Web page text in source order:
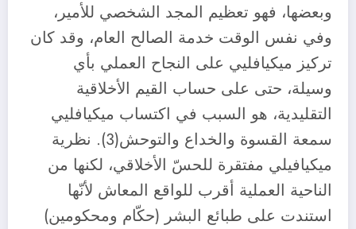
وبعضها، فهو تعظيم المجد الشخصي للأمير،
وفي نفس الوقت خدمة الصالح العام، وقد كان
تركيز ميكيافليي على النجاح العملي بأي
وسيلة، حتى على حساب القيم الأخلاقية
التقليدية، هو السبب في اكتساب ميكيافليي
سمعة القسوة والخداع والتوحش(3). نظرية
ميكيافيلي مفتقرة للحسّ الأخلاقي، لكنها من
الناحية العملية أقرب للواقع المعاش لأنّها
استندت على طبائع البشر (حكّام ومحكومين)